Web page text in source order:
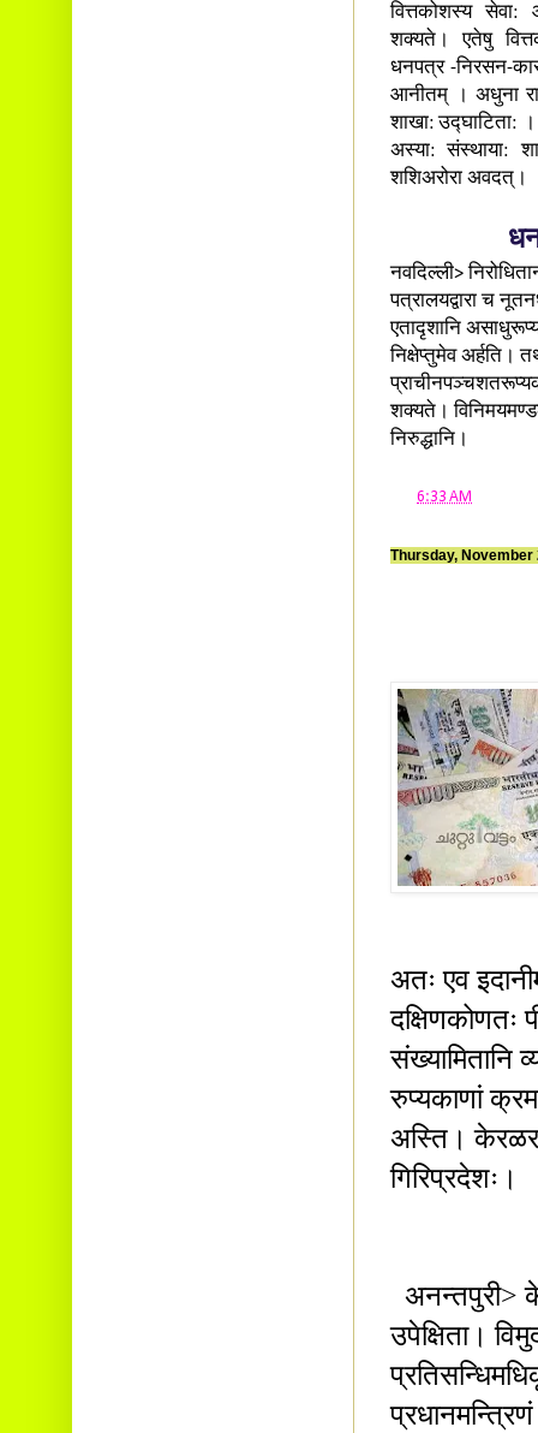
वित्तकोशस्य सेवा:
शक्यते। एतेषु
धनपत्र -निरसन-
आनीतम् । अधुना
शाखा: उद्घाटिता:
अस्या: संस्थाया:
शशिअरोरा अवदत्।
नवदिल्ली>
पत्रालयद्वारा च
एतादृशानि
निक्षेप्तुमेव अर्हति।
शक्यते।
निरुद्धानि।
6:33 AM
Thursday, November
अतः एव
संख्यामितानि
रुप्यकाणां
अस्ति।
गिरिप्रदेशः।
अनन्तपुरी>
उपेक्षिता।